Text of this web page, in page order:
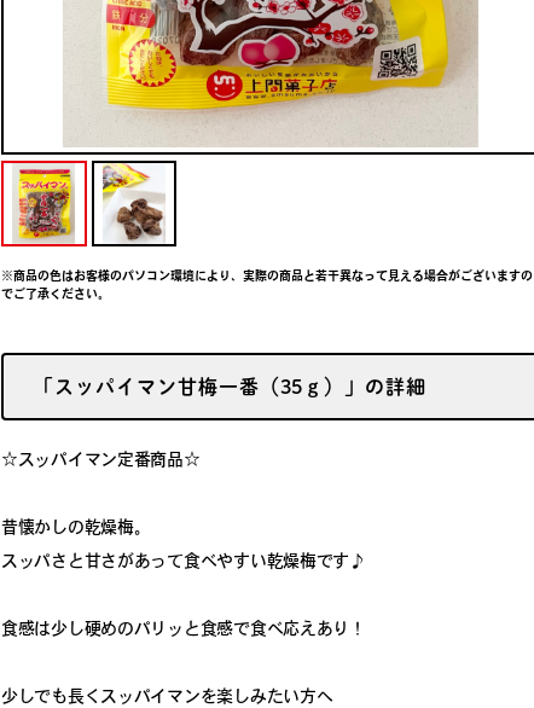
※商品の色はお客様のパソコン環境により、実際の商品と若干異なって見える場合がございますの
でご了承ください。
「スッパイマン甘梅一番（35ｇ）」の詳細
☆スッパイマン定番商品☆
昔懐かしの乾燥梅。
スッパさと甘さがあって食べやすい乾燥梅です♪
食感は少し硬めのパリッと食感で食べ応えあり！
少しでも長くスッパイマンを楽しみたい方へ